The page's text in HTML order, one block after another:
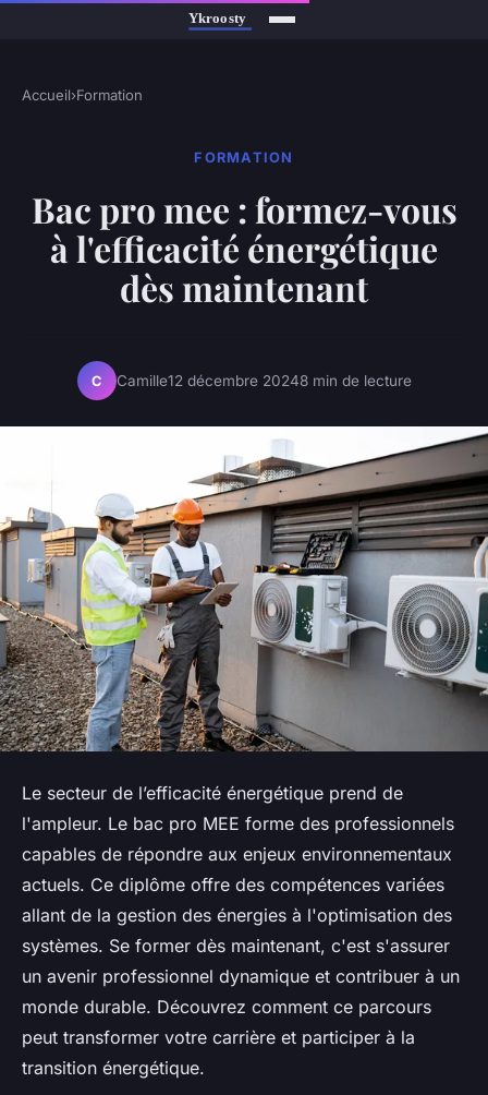
Accueil›Formation
FORMATION
Bac pro mee : formez-vous
à l'efficacité énergétique
dès maintenant
C Camille12 décembre 20248 min de lecture
Le secteur de l’efficacité énergétique prend de
l'ampleur. Le bac pro MEE forme des professionnels
capables de répondre aux enjeux environnementaux
actuels. Ce diplôme offre des compétences variées
allant de la gestion des énergies à l'optimisation des
systèmes. Se former dès maintenant, c'est s'assurer
un avenir professionnel dynamique et contribuer à un
monde durable. Découvrez comment ce parcours
peut transformer votre carrière et participer à la
transition énergétique.